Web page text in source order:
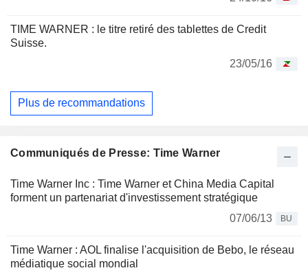
TIME WARNER : le titre retiré des tablettes de Credit
Suisse.
23/05/16
Plus de recommandations
Communiqués de Presse: Time Warner
Time Warner Inc : Time Warner et China Media Capital
forment un partenariat d'investissement stratégique
07/06/13
BU
Time Warner : AOL finalise l'acquisition de Bebo, le réseau
médiatique social mondial